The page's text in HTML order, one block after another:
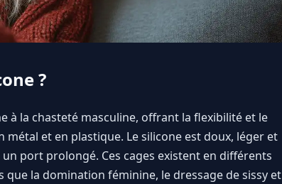
?
à la chasteté masculine, offrant la flexibilité et le
et en plastique. Le silicone est doux, léger et
port prolongé. Ces cages existent en différents
la domination féminine, le dressage de sissy et